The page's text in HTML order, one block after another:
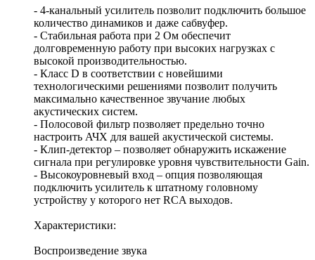
- 4-канальный усилитель позволит подключить большое
количество динамиков и даже сабвуфер.
- Стабильная работа при 2 Ом обеспечит
долговременную работу при высоких нагрузках с
высокой производительностью.
- Класс D в соответствии с новейшими
технологическими решениями позволит получить
максимально качественное звучание любых
акустических систем.
- Полосовой фильтр позволяет предельно точно
настроить АЧХ для вашей акустической системы.
- Клип-детектор – позволяет обнаружить искажение
сигнала при регулировке уровня чувствительности Gain.
- Высокоуровневый вход – опция позволяющая
подключить усилитель к штатному головному
устройству у которого нет RCA выходов.
Характеристики:
Воспроизведение звука